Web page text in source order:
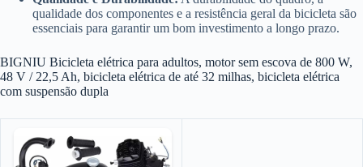
qualidade dos componentes e a resistência geral da bicicleta são
essenciais para garantir um bom investimento a longo prazo.
BIGNIU Bicicleta elétrica para adultos, motor sem escova de 800 W,
48 V / 22,5 Ah, bicicleta elétrica de até 32 milhas, bicicleta elétrica
com suspensão dupla